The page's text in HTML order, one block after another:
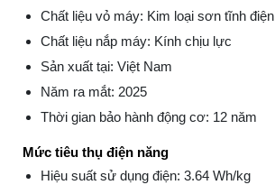
Chất liệu vỏ máy: Kim loại sơn tĩnh điện
Chất liệu nắp máy: Kính chịu lực
Sản xuất tại: Việt Nam
Năm ra mắt: 2025
Thời gian bảo hành động cơ: 12 năm
Mức tiêu thụ điện năng
Hiệu suất sử dụng điện: 3.64 Wh/kg